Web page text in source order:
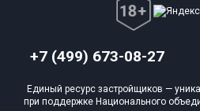
+7 (499) 673-08-27
Единый ресурс застройщиков —
при поддержке Национального